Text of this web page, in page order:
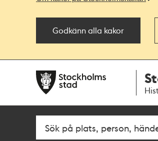
Godkänn alla kakor
navigationen
huvudinnehållet
Fritextsök